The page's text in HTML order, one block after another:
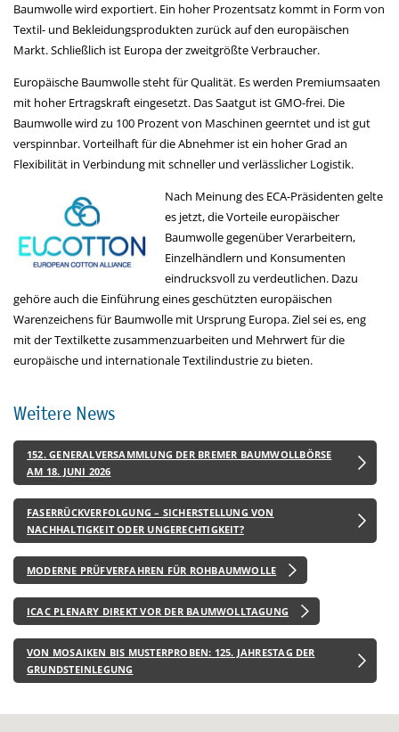
Baumwolle wird exportiert. Ein hoher Prozentsatz kommt in Form von
Textil- und Bekleidungsprodukten zurück auf den europäischen
Markt. Schließlich ist Europa der zweitgrößte Verbraucher.
Europäische Baumwolle steht für Qualität. Es werden Premiumsaaten
mit hoher Ertragskraft eingesetzt. Das Saatgut ist GMO-frei. Die
Baumwolle wird zu 100 Prozent von Maschinen geerntet und ist gut
verspinnbar. Vorteilhaft für die Abnehmer ist ein hoher Grad an
Flexibilität in Verbindung mit schneller und verlässlicher Logistik.
Nach Meinung des ECA-Präsidenten gelte
es jetzt, die Vorteile europäischer
Baumwolle gegenüber Verarbeitern,
Einzelhändlern und Konsumenten
eindrucksvoll zu verdeutlichen. Dazu
gehöre auch die Einführung eines geschützten europäischen
Warenzeichens für Baumwolle mit Ursprung Europa. Ziel sei es, eng
mit der Textilkette zusammenzuarbeiten und Mehrwert für die
europäische und internationale Textilindustrie zu bieten.
Weitere News
152. GENERALVERSAMMLUNG DER BREMER BAUMWOLLBÖRSE
AM 18. JUNI 2026
FASERRÜCKVERFOLGUNG – SICHERSTELLUNG VON
NACHHALTIGKEIT ODER UNGERECHTIGKEIT?
MODERNE PRÜFVERFAHREN FÜR ROHBAUMWOLLE
ICAC PLENARY DIREKT VOR DER BAUMWOLLTAGUNG
VON MOSAIKEN BIS MUSTERPROBEN: 125. JAHRESTAG DER
GRUNDSTEINLEGUNG